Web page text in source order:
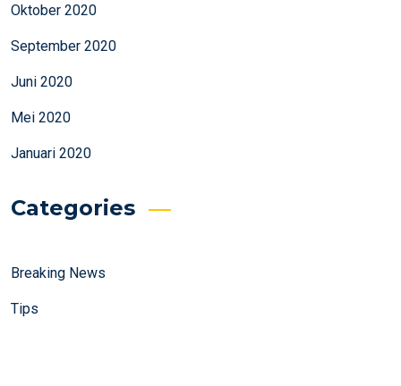
Oktober 2020
September 2020
Juni 2020
Mei 2020
Januari 2020
Categories
Breaking News
Tips